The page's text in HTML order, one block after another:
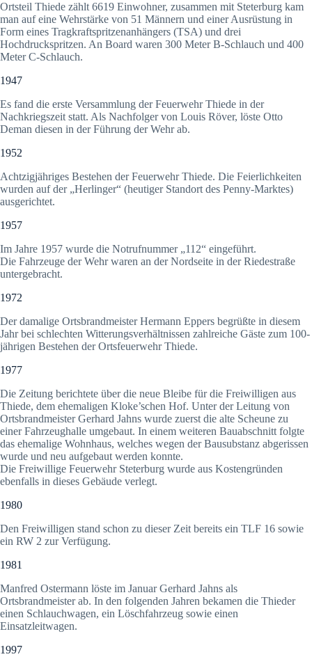
Ortsteil Thiede zählt 6619 Einwohner, zusammen mit Steterburg kam
man auf eine Wehrstärke von 51 Männern und einer Ausrüstung in
Form eines Tragkraftspritzenanhängers (TSA) und drei
Hochdruckspritzen. An Board waren 300 Meter B-Schlauch und 400
Meter C-Schlauch.
1947
Es fand die erste Versammlung der Feuerwehr Thiede in der
Nachkriegszeit statt. Als Nachfolger von Louis Röver, löste Otto
Deman diesen in der Führung der Wehr ab.
1952
Achtzigjähriges Bestehen der Feuerwehr Thiede. Die Feierlichkeiten
wurden auf der „Herlinger“ (heutiger Standort des Penny-Marktes)
ausgerichtet.
1957
Im Jahre 1957 wurde die Notrufnummer „112“ eingeführt.
Die Fahrzeuge der Wehr waren an der Nordseite in der Riedestraße
untergebracht.
1972
Der damalige Ortsbrandmeister Hermann Eppers begrüßte in diesem
Jahr bei schlechten Witterungsverhältnissen zahlreiche Gäste zum 100-
jährigen Bestehen der Ortsfeuerwehr Thiede.
1977
Die Zeitung berichtete über die neue Bleibe für die Freiwilligen aus
Thiede, dem ehemaligen Kloke’schen Hof. Unter der Leitung von
Ortsbrandmeister Gerhard Jahns wurde zuerst die alte Scheune zu
einer Fahrzeughalle umgebaut. In einem weiteren Bauabschnitt folgte
das ehemalige Wohnhaus, welches wegen der Bausubstanz abgerissen
wurde und neu aufgebaut werden konnte.
Die Freiwillige Feuerwehr Steterburg wurde aus Kostengründen
ebenfalls in dieses Gebäude verlegt.
1980
Den Freiwilligen stand schon zu dieser Zeit bereits ein TLF 16 sowie
ein RW 2 zur Verfügung.
1981
Manfred Ostermann löste im Januar Gerhard Jahns als
Ortsbrandmeister ab. In den folgenden Jahren bekamen die Thieder
einen Schlauchwagen, ein Löschfahrzeug sowie einen
Einsatzleitwagen.
1997